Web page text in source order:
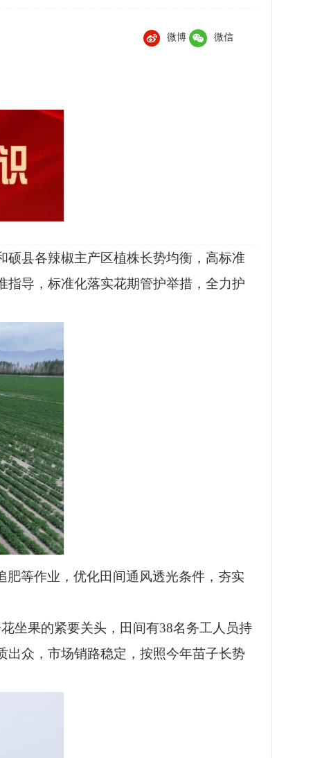
微博 微信
硕县各辣椒主产区植株长势均衡，高标准
导，标准化落实花期管护举措，全力护
等作业，优化田间通风透光条件，夯实
坐果的紧要关头，田间有38名务工人员持
众，市场销路稳定，按照今年苗子长势